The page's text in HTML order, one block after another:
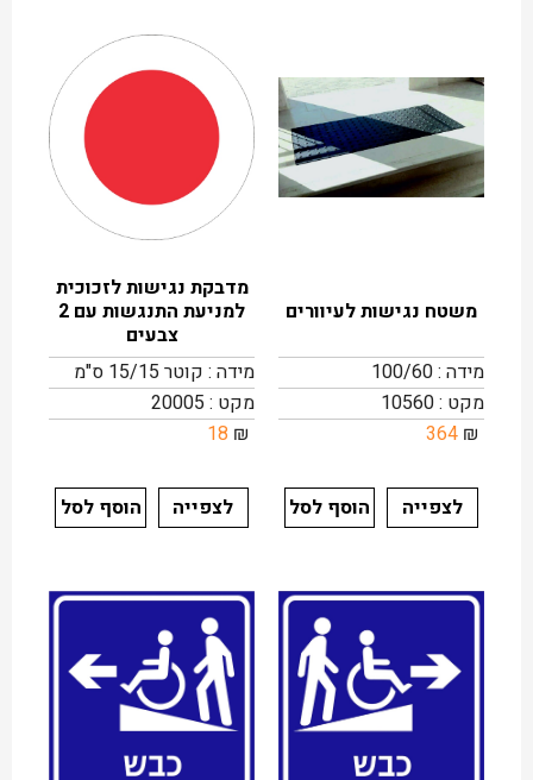
משטח נגישות לעיוורים
מידה : 100/60
מקט : 10560
₪
364
לצפייה הוסף לסל
מדבקת נגישות לזכוכית
למניעת התנגשות עם 2
צבעים
מידה : קוטר 15/15 ס"מ
מקט : 20005
₪
18
לצפייה הוסף לסל